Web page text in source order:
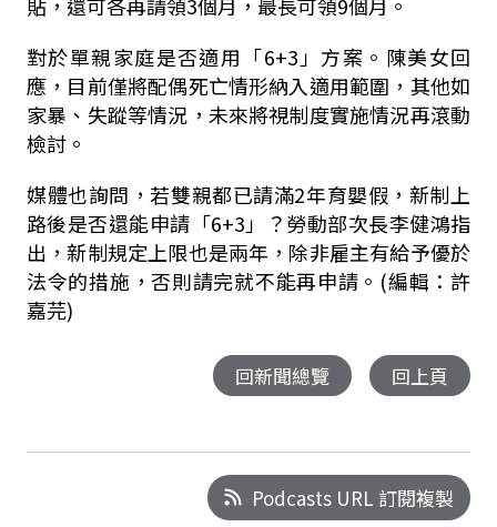
對於單親家庭是否適用「6+3」方案。陳美女回
應，目前僅將配偶死亡情形納入適用範圍，其他如
家暴、失蹤等情況，未來將視制度實施情況再滾動
檢討。
媒體也詢問，若雙親都已請滿2年育嬰假，新制上
路後是否還能申請「6+3」？勞動部次長李健鴻指
出，新制規定上限也是兩年，除非雇主有給予優於
法令的措施，否則請完就不能再申請。(編輯：許
嘉芫)
回新聞總覽 回上頁
Podcasts URL 訂閱複製